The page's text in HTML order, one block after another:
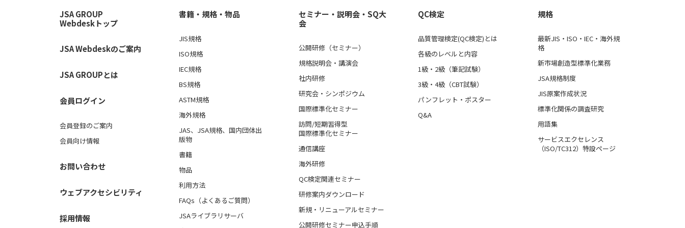
JSA GROUP
Webdeskトップ
JSA Webdeskのご案内
JSA GROUPとは
会員ログイン
会員登録のご案内
会員向け情報
お問い合わせ
ウェブアクセシビリティ
採用情報
書籍・規格・物品
JIS規格
ISO規格
IEC規格
BS規格
ASTM規格
海外規格
JAS、JSA規格、国内団体出
版物
書籍
物品
利用方法
FAQs（よくあるご質問）
JSAライブラリサーバ
セミナー・説明会・SQ大
会
公開研修（セミナー）
規格説明会・講演会
社内研修
研究会・シンポジウム
国際標準化セミナー
訪問/短期習得型
国際標準化セミナー
通信講座
海外研修
QC検定関連セミナー
研修案内ダウンロード
新規・リニューアルセミナー
公開研修セミナー申込手順
QC検定
品質管理検定(QC検定)とは
各級のレベルと内容
1級・2級（筆記試験）
3級・4級（CBT試験）
パンフレット・ポスター
Q&A
規格
最新JIS・ISO・IEC・海外規
格
新市場創造型標準化業務
JSA規格制度
JIS原案作成状況
標準化関係の調査研究
用語集
サービスエクセレンス
（ISO/TC312）特設ページ